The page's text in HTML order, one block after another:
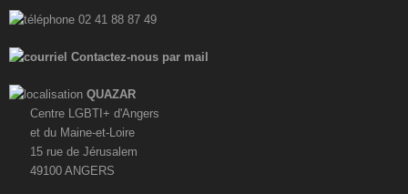
02 41 88 87 49
Contactez-nous par mail
QUAZAR
Centre LGBTI+ d'Angers
et du Maine-et-Loire
15 rue de Jérusalem
49100 ANGERS